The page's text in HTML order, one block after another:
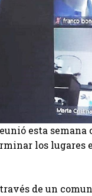
esta
los lugares
de un